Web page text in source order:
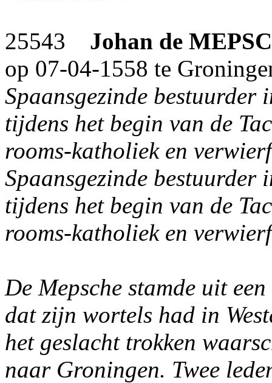
25543 Johan de
op 07-04-1558 te
Spaansgezinde
tijdens het begin van de
rooms-katholiek en
Spaansgezinde
tijdens het begin van de
rooms-katholiek en
De Mepsche stamde uit
dat zijn wortels had in
het geslacht trokken
naar Groningen. Twee